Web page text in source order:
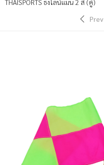
THAISPORTS ธงไลน์แมน 2 สี (คู่)
Prev